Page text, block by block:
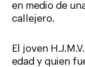
en medio de
callejero.
El joven
edad y quien